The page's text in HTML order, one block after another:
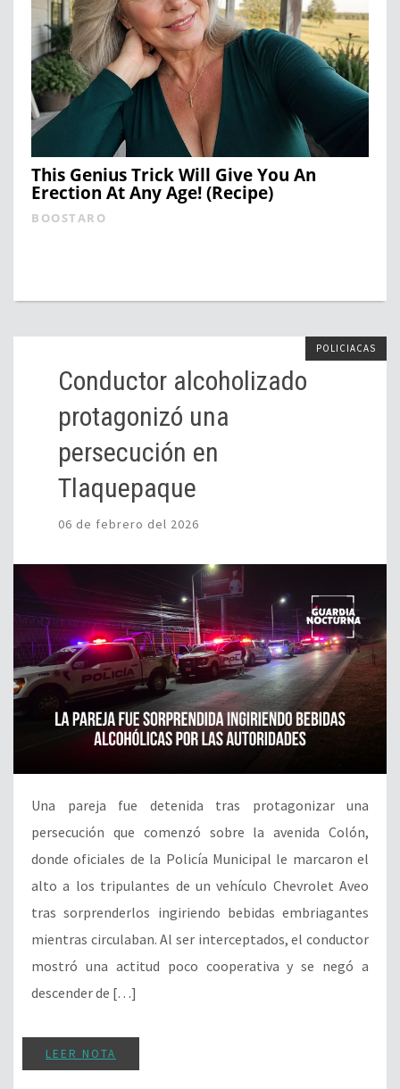
This Genius Trick Will Give You An
Erection At Any Age! (Recipe)
BOOSTARO
POLICIACAS
Conductor alcoholizado
protagonizó una
persecución en
Tlaquepaque
06 de febrero del 2026
Una pareja fue detenida tras protagonizar una
persecución que comenzó sobre la avenida Colón,
donde oficiales de la Policía Municipal le marcaron el
alto a los tripulantes de un vehículo Chevrolet Aveo
tras sorprenderlos ingiriendo bebidas embriagantes
mientras circulaban. Al ser interceptados, el conductor
mostró una actitud poco cooperativa y se negó a
descender de […]
LEER NOTA